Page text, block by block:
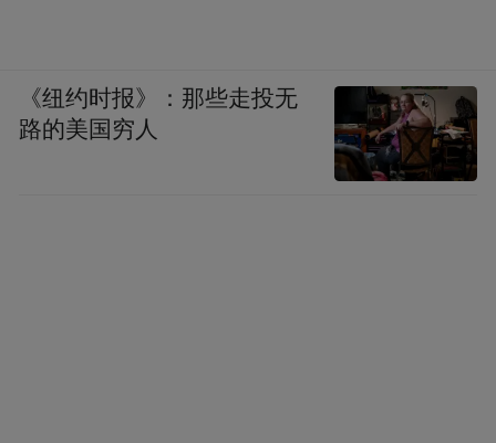
《纽约时报》：那些走投无
路的美国穷人